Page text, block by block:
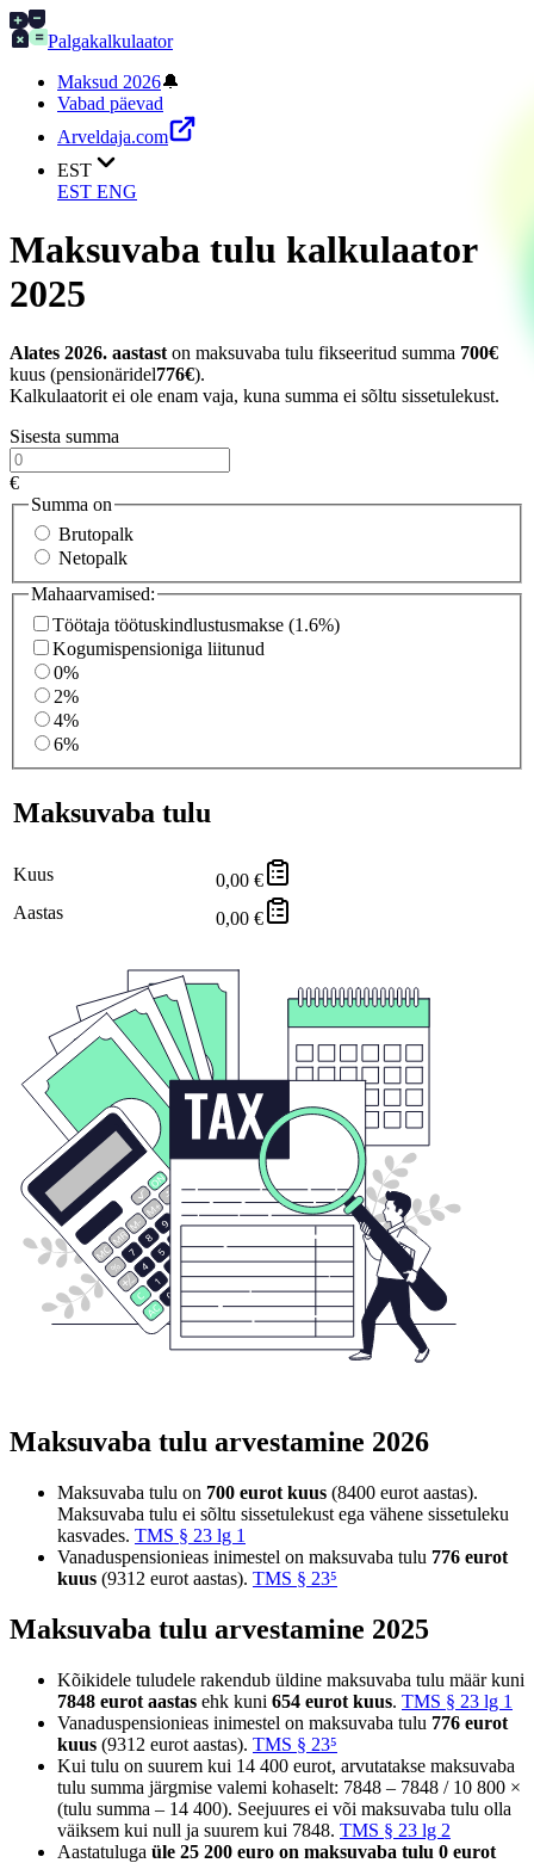
Palgakalkulaator
Maksud 2026🔔
Vabad päevad
Arveldaja.com
EST
EST ENG
Maksuvaba tulu kalkulaator
2025
Alates 2026. aastast on maksuvaba tulu fikseeritud summa 700€
kuus (pensionäridel776€).
Kalkulaatorit ei ole enam vaja, kuna summa ei sõltu sissetulekust.
Sisesta summa
€
Summa on
Brutopalk
Netopalk
Mahaarvamised:
Töötaja töötuskindlustusmakse (1.6%)
Kogumispensioniga liitunud
0%
2%
4%
6%
Maksuvaba tulu
Kuus
0,00 €
Aastas
0,00 €
Maksuvaba tulu arvestamine 2026
Maksuvaba tulu on 700 eurot kuus (8400 eurot aastas).
Maksuvaba tulu ei sõltu sissetulekust ega vähene sissetuleku
kasvades. TMS § 23 lg 1
Vanaduspensionieas inimestel on maksuvaba tulu 776 eurot
kuus (9312 eurot aastas). TMS § 23⁵
Maksuvaba tulu arvestamine 2025
Kõikidele tuludele rakendub üldine maksuvaba tulu määr kuni
7848 eurot aastas ehk kuni 654 eurot kuus. TMS § 23 lg 1
Vanaduspensionieas inimestel on maksuvaba tulu 776 eurot
kuus (9312 eurot aastas). TMS § 23⁵
Kui tulu on suurem kui 14 400 eurot, arvutatakse maksuvaba
tulu summa järgmise valemi kohaselt: 7848 – 7848 / 10 800 ×
(tulu summa – 14 400). Seejuures ei või maksuvaba tulu olla
väiksem kui null ja suurem kui 7848. TMS § 23 lg 2
Aastatuluga üle 25 200 euro on maksuvaba tulu 0 eurot